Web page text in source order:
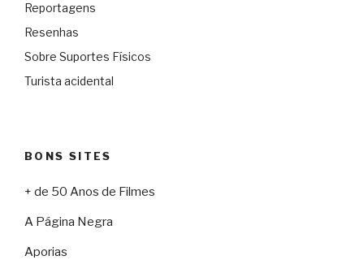
Reportagens
Resenhas
Sobre Suportes Físicos
Turista acidental
BONS SITES
+ de 50 Anos de Filmes
A Página Negra
Aporias